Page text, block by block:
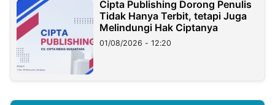
Cipta Publishing Dorong Penulis
Tidak Hanya Terbit, tetapi Juga
Melindungi Hak Ciptanya
01/08/2026 - 12:20